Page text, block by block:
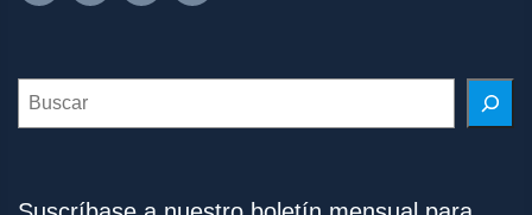
Search